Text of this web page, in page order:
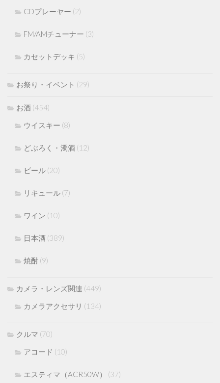
CDプレーヤー (2)
FM/AMチューナー (3)
カセットデッキ (5)
お祭り・イベント (29)
お酒 (454)
ウイスキー (8)
どぶろく・濁酒 (12)
ビール (20)
リキュール (7)
ワイン (10)
日本酒 (389)
焼酎 (9)
カメラ・レンズ関連 (449)
カメラアクセサリ (134)
クルマ (70)
アコード (10)
エスティマ（ACR50W） (37)